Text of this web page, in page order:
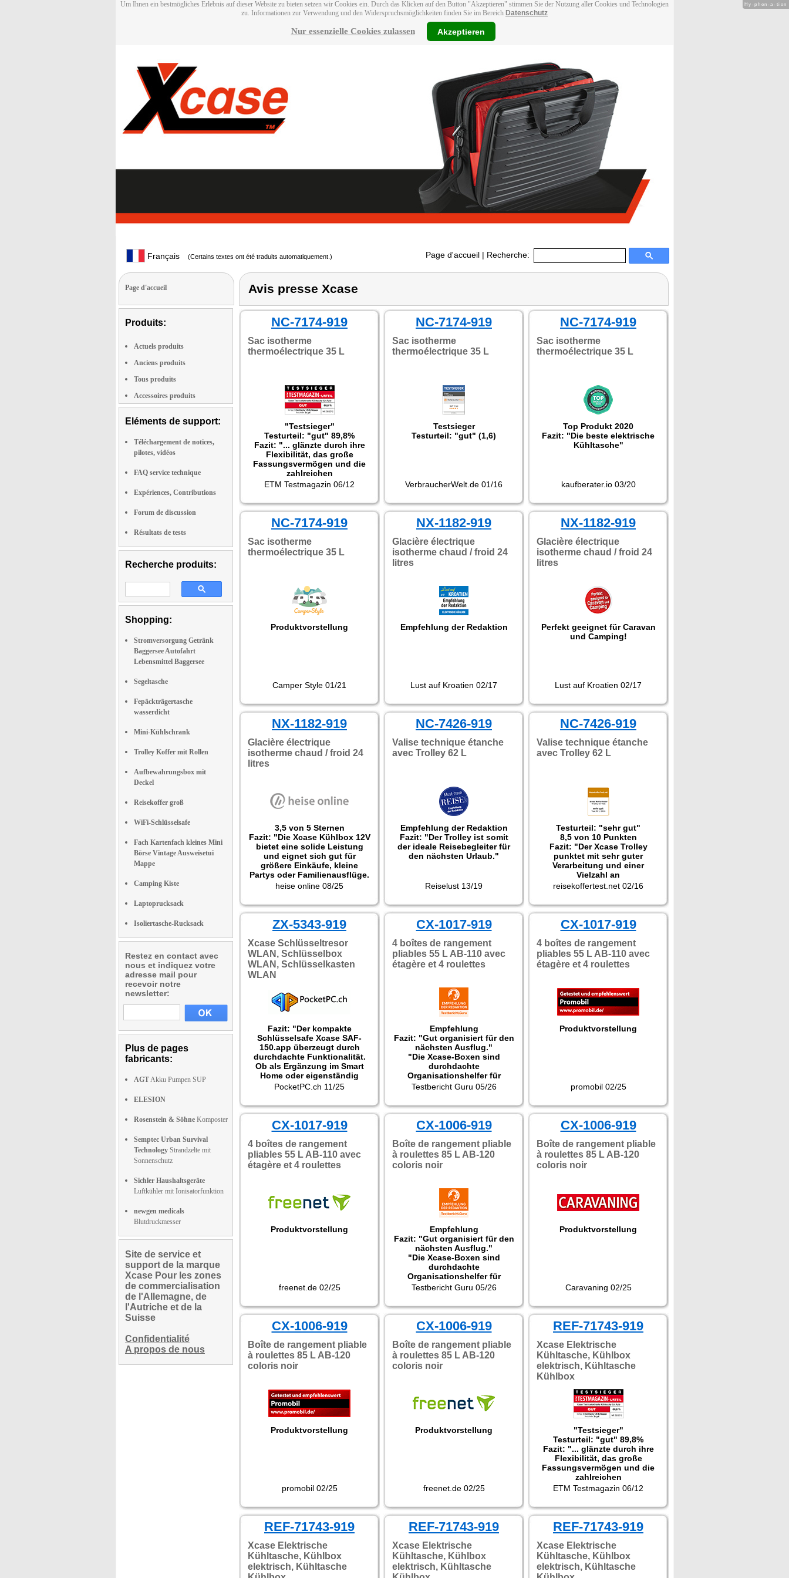
Um Ihnen ein bestmögliches Erlebnis auf dieser Website zu bieten setzen wir Cookies ein. Durch das Klicken auf den Button "Akzeptieren" stimmen Sie der Nutzung aller Cookies und Technologien
zu. Informationen zur Verwendung und den Widerspruchsmöglichkeiten finden Sie im Bereich Datenschutz
Nur essenzielle Cookies zulassen Akzeptieren
Français (Certains textes ont été traduits automatiquement.) Page d'accueil | Recherche:
Page d'accueil
Produits:
Actuels produits
Anciens produits
Tous produits
Accessoires produits
Eléments de support:
Téléchargement de notices,
pilotes, vidéos
FAQ service technique
Expériences, Contributions
Forum de discussion
Résultats de tests
Recherche produits:
Shopping:
Stromversorgung Getränk
Baggersee Autofahrt
Lebensmittel Baggersee
Segeltasche
Fepäckträgertasche
wasserdicht
Mini-Kühlschrank
Trolley Koffer mit Rollen
Aufbewahrungsbox mit
Deckel
Reisekoffer groß
WiFi-Schlüsselsafe
Fach Kartenfach kleines Mini
Börse Vintage Ausweisetui
Mappe
Camping Kiste
Laptoprucksack
Isoliertasche-Rucksack
Restez en contact avec
nous et indiquez votre
adresse mail pour
recevoir notre
newsletter:
Plus de pages
fabricants:
AGTAkku Pumpen SUP
ELESION
Rosenstein & Söhne Komposter
Semptec Urban Survival
Technology Strandzelte mit
Sonnenschutz
Sichler Haushaltsgeräte
Luftkühler mit Ionisatorfunktion
newgen medicals
Blutdruckmesser
Site de service et
support de la marque
Xcase Pour les zones
de commercialisation
de l'Allemagne, de
l'Autriche et de la
Suisse
Confidentialité
A propos de nous
Avis presse Xcase
NC-7174-919
Sac isotherme
thermoélectrique 35 L
"Testsieger"
Testurteil: "gut" 89,8%
Fazit: "... glänzte durch ihre
Flexibilität, das große
Fassungsvermögen und die
zahlreichen
Verstauungsmöglichkeiten."
ETM Testmagazin 06/12
NC-7174-919
Sac isotherme
thermoélectrique 35 L
Testsieger
Testurteil: "gut" (1,6)
VerbraucherWelt.de 01/16
NC-7174-919
Sac isotherme
thermoélectrique 35 L
Top Produkt 2020
Fazit: "Die beste elektrische
Kühltasche"
kaufberater.io 03/20
NC-7174-919
Sac isotherme
thermoélectrique 35 L
Produktvorstellung
Camper Style 01/21
NX-1182-919
Glacière électrique
isotherme chaud / froid 24
litres
Empfehlung der Redaktion
Lust auf Kroatien 02/17
NX-1182-919
Glacière électrique
isotherme chaud / froid 24
litres
Perfekt geeignet für Caravan
und Camping!
Lust auf Kroatien 02/17
NX-1182-919
Glacière électrique
isotherme chaud / froid 24
litres
3,5 von 5 Sternen
Fazit: "Die Xcase Kühlbox 12V
bietet eine solide Leistung
und eignet sich gut für
größere Einkäufe, kleine
Partys oder Familienausflüge.
Aufgrund des großen
vorgekühlte Lebensmittel und
Getränke zu verwenden."
heise online 08/25
NC-7426-919
Valise technique étanche
avec Trolley 62 L
Empfehlung der Redaktion
Fazit: "Der Trolley ist somit
der ideale Reisebegleiter für
den nächsten Urlaub."
Reiselust 13/19
NC-7426-919
Valise technique étanche
avec Trolley 62 L
Testurteil: "sehr gut"
8,5 von 10 Punkten
Fazit: "Der Xcase Trolley
punktet mit sehr guter
Verarbeitung und einer
Vielzahl an
Polsterungselementen.
empfindliche Geräte
transportieren wollen, finden
in dem getesteten Modell
einen zuverlässigen
Reisebegleiter."
reisekoffertest.net 02/16
ZX-5343-919
Xcase Schlüsseltresor
WLAN, Schlüsselbox
WLAN, Schlüsselkasten
WLAN
Fazit: "Der kompakte
Schlüsselsafe Xcase SAF-
150.app überzeugt durch
durchdachte Funktionalität.
Ob als Ergänzung im Smart
Home oder eigenständig
betrieben: Das Gerät ist ideal
Ferienunterkünfte,
Zweitwohnungen oder als
Notfalllösung. Zahlencodes
mit unterschiedlicher
Gültigkeit lassen sich bequem
und ausschliesslich per App
einrichten. Über Bluetooth
oder via Gateway kann der
physischen Schlüssel oder
ständige Cloudverbindung."
PocketPC.ch 11/25
CX-1017-919
4 boîtes de rangement
pliables 55 L AB-110 avec
étagère et 4 roulettes
Empfehlung
Fazit: "Gut organisiert für den
nächsten Ausflug."
"Die Xcase-Boxen sind
durchdachte
Organisationshelfer für
unterschiedliche
organisieren, kategorisieren
und das alles möglichst
überschaubar. Gerade als
Campingbox faltbar oder
mobile Kofferraumlösung
spielen sie ihre Stärken
überzeugend aus und sind
dabei leistbar."
Testbericht Guru 05/26
CX-1017-919
4 boîtes de rangement
pliables 55 L AB-110 avec
étagère et 4 roulettes
Produktvorstellung
promobil 02/25
CX-1017-919
4 boîtes de rangement
pliables 55 L AB-110 avec
étagère et 4 roulettes
Produktvorstellung
freenet.de 02/25
CX-1006-919
Boîte de rangement pliable
à roulettes 85 L AB-120
coloris noir
Empfehlung
Fazit: "Gut organisiert für den
nächsten Ausflug."
"Die Xcase-Boxen sind
durchdachte
Organisationshelfer für
unterschiedliche
organisieren, kategorisieren
und das alles möglichst
überschaubar. Gerade als
Campingbox faltbar oder
mobile Kofferraumlösung
spielen sie ihre Stärken
überzeugend aus und sind
dabei leistbar."
Testbericht Guru 05/26
CX-1006-919
Boîte de rangement pliable
à roulettes 85 L AB-120
coloris noir
Produktvorstellung
Caravaning 02/25
CX-1006-919
Boîte de rangement pliable
à roulettes 85 L AB-120
coloris noir
Produktvorstellung
promobil 02/25
CX-1006-919
Boîte de rangement pliable
à roulettes 85 L AB-120
coloris noir
Produktvorstellung
freenet.de 02/25
REF-71743-919
Xcase Elektrische
Kühltasche, Kühlbox
elektrisch, Kühltasche
Kühlbox
"Testsieger"
Testurteil: "gut" 89,8%
Fazit: "... glänzte durch ihre
Flexibilität, das große
Fassungsvermögen und die
zahlreichen
Verstauungsmöglichkeiten."
ETM Testmagazin 06/12
REF-71743-919
Xcase Elektrische
Kühltasche, Kühlbox
elektrisch, Kühltasche
REF-71743-919
Xcase Elektrische
Kühltasche, Kühlbox
elektrisch, Kühltasche
REF-71743-919
Xcase Elektrische
Kühltasche, Kühlbox
elektrisch, Kühltasche
Hy-phen-a-tion